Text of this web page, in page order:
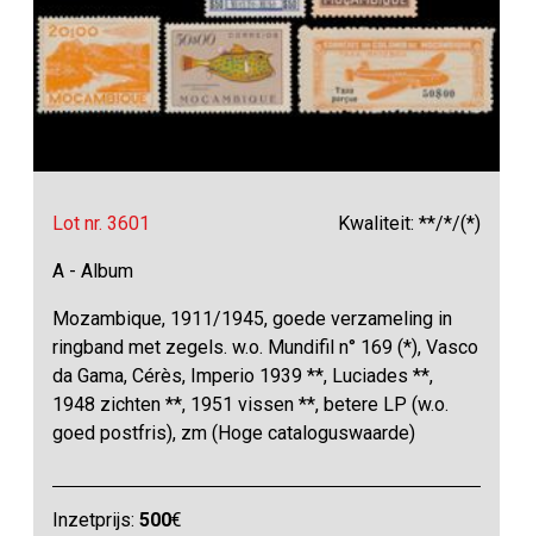
Lot nr. 3601 Kwaliteit: **/*/(*)
A - Album
Mozambique, 1911/1945, goede verzameling in
ringband met zegels. w.o. Mundifil n° 169 (*), Vasco
da Gama, Cérès, Imperio 1939 **, Luciades **,
1948 zichten **, 1951 vissen **, betere LP (w.o.
goed postfris), zm (Hoge cataloguswaarde)
Inzetprijs:500€